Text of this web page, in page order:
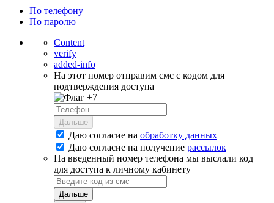
По телефону
По паролю
Content
verify
added-info
На этот номер отправим смс с кодом для
подтверждения доступа
+7
Дальше
Даю согласие на обработку данных
Даю согласие на получение рассылок
На введенный номер телефона мы выслали код
для доступа к личному кабинету
Дальше